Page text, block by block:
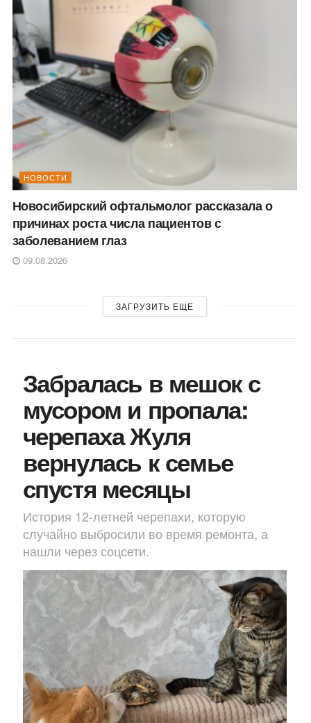
НОВОСТИ
Новосибирский офтальмолог рассказала о
причинах роста числа пациентов с
заболеванием глаз
09.08.2026
ЗАГРУЗИТЬ ЕЩЕ
Забралась в мешок с
мусором и пропала:
черепаха Жуля
вернулась к семье
спустя месяцы
История 12-летней черепахи, которую
случайно выбросили во время ремонта, а
нашли через соцсети.